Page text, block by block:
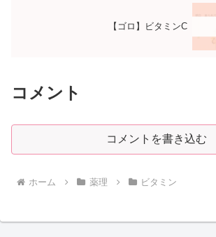
【ゴロ】ビタミンC
コメント
コメントを書き込む
ホーム 薬理 ビタミン